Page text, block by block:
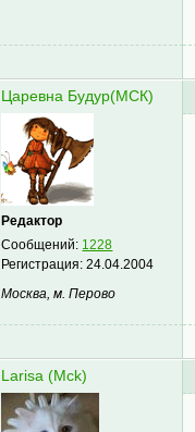
Царевна Будур(МСК)
Редактор
Сообщений: 1228
Регистрация:24.04.2004
Москва, м. Перово
Larisa (Mck)